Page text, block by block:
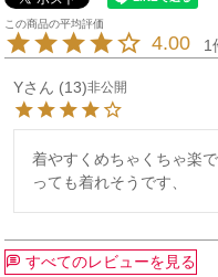
4.00 1
Y 13 非公開
着やすくめちゃくちゃ楽
っても着れそうです、
すべてのレビューを見る